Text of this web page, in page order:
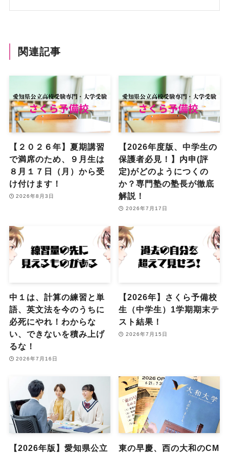
関連記事
【２０２６年】夏期講習
で満席のため、９月生は
８月１７日（月）から受
け付けます！
2026年8月3日
【2026年度版、中学生の
保護者必見！】内申(評
定)がどのようにつくの
か？専門塾の塾長が徹底
解説！
2026年7月17日
中１は、計算の練習と単
語、英文法を今のうちに
必死にやれ！わからな
い、できないを積み上げ
るな！
2026年7月16日
【2026年】さくら予備校
生（中学生）1学期期末テ
スト結果！
2026年7月15日
【2026年版】愛知県公立
東の早慶、西の大和のCM